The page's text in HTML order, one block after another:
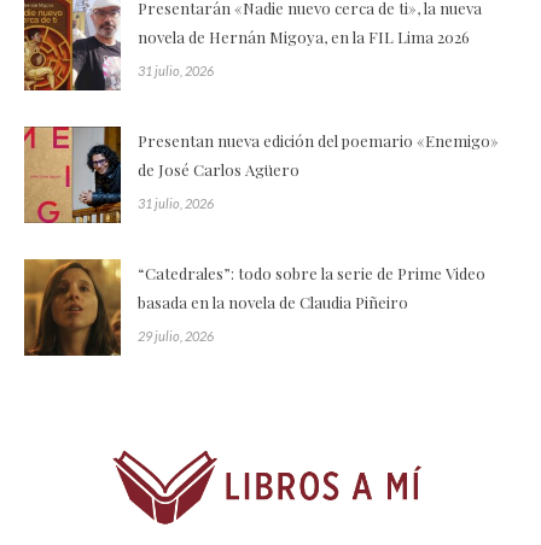
Presentarán «Nadie nuevo cerca de ti», la nueva
novela de Hernán Migoya, en la FIL Lima 2026
31 julio, 2026
Presentan nueva edición del poemario «Enemigo»
de José Carlos Agüero
31 julio, 2026
“Catedrales”: todo sobre la serie de Prime Video
basada en la novela de Claudia Piñeiro
29 julio, 2026